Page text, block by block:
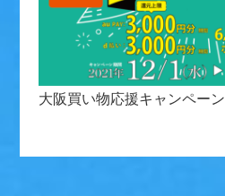
大阪買い物応援キャンペーン